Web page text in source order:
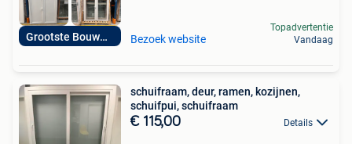
Grootste Bouwmarkt Bezoek website
Topadvertentie
Vandaag
schuifraam, deur, ramen, kozijnen,
schuifpui, schuifraam
€ 115,00 Details